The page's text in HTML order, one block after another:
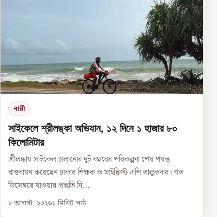
নারী
সাইকেলে শ্রীলঙ্কা অভিযান, ১২ দিনে ১ হাজার ৮০
কিলোমিটার
শ্রীলঙ্কায় সাইকেল চালানোর দুই বছরের পরিকল্পনা শেষ পর্যন্ত
বাস্তবায়ন করেছেন ঢাকার শিক্ষক ও সাইক্লিস্ট এপি তালুকদার। গত
ডিসেম্বরে যাওয়ার প্রস্তুতি নি...
৮ আগস্ট, ২০২৬১ মিনিট পাঠ